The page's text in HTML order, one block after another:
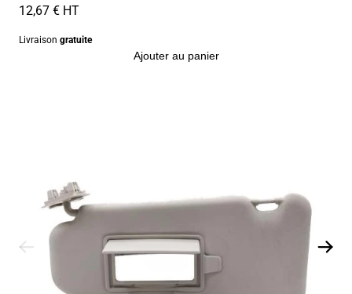
12,67 € HT
Livraison gratuite
Ajouter au panier